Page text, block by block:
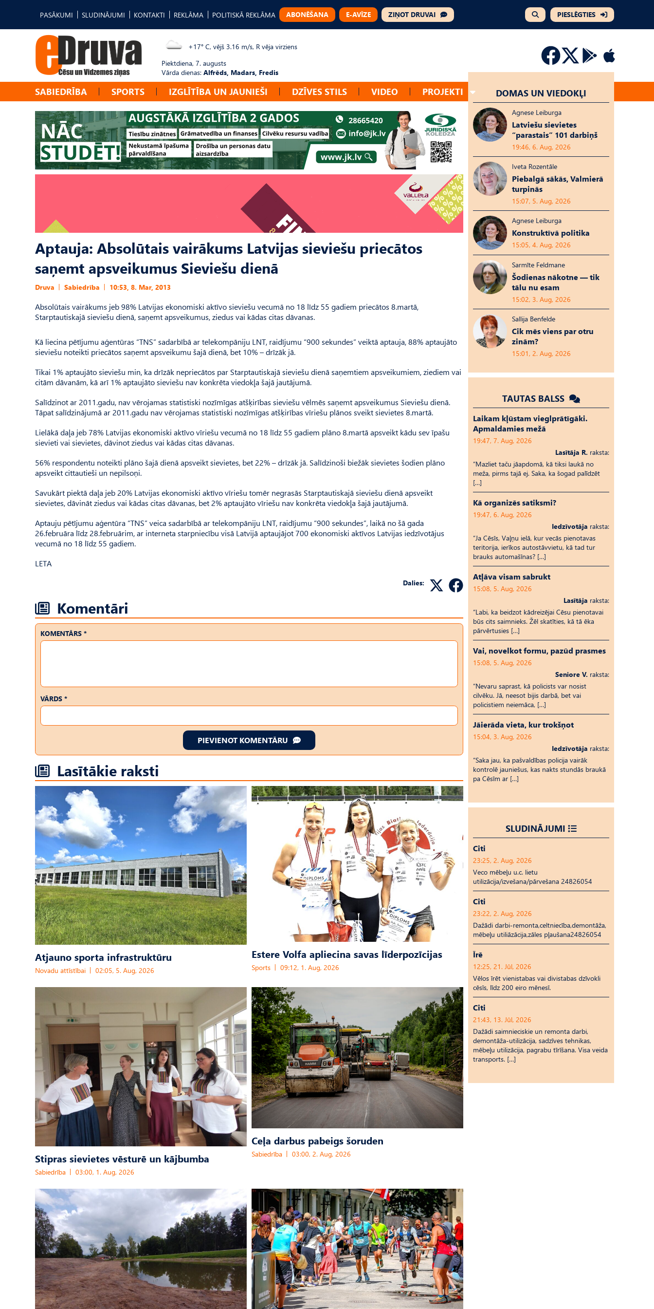
PASĀKUMI SLUDINĀJUMI KONTAKTI REKLĀMA POLITISKĀ REKLĀMA ABONĒŠANA E-AVĪZE ZIŅOT DRUVAI PIESLĒGTIES
+17° C, vējš 3.16 m/s, R vēja virziens
Piektdiena, 7. augusts
Vārda dienas: Alfrēds, Madars, Fredis
SABIEDRĪBA SPORTS IZGLĪTĪBA UN JAUNIEŠI DZĪVES STILS VIDEO PROJEKTI
Aptauja: Absolūtais vairākums Latvijas sieviešu priecātos
saņemt apsveikumus Sieviešu dienā
Druva Sabiedrība 10:53, 8. Mar, 2013
Absolūtais vairākums jeb 98% Latvijas ekonomiski aktīvo sieviešu vecumā no 18 līdz 55 gadiem priecātos 8.martā,
Starptautiskajā sieviešu dienā, saņemt apsveikumus, ziedus vai kādas citas dāvanas.
Kā liecina pētījumu aģentūras “TNS” sadarbībā ar telekompāniju LNT, raidījumu “900 sekundes” veiktā aptauja, 88% aptaujāto
sieviešu noteikti priecātos saņemt apsveikumu šajā dienā, bet 10% – drīzāk jā.
Tikai 1% aptaujāto sieviešu min, ka drīzāk nepriecātos par Starptautiskajā sieviešu dienā saņemtiem apsveikumiem, ziediem vai
citām dāvanām, kā arī 1% aptaujāto sieviešu nav konkrēta viedokļa šajā jautājumā.
Salīdzinot ar 2011.gadu, nav vērojamas statistiski nozīmīgas atšķirības sieviešu vēlmēs saņemt apsveikumus Sieviešu dienā.
Tāpat salīdzinājumā ar 2011.gadu nav vērojamas statistiski nozīmīgas atšķirības vīriešu plānos sveikt sievietes 8.martā.
Lielākā daļa jeb 78% Latvijas ekonomiski aktīvo vīriešu vecumā no 18 līdz 55 gadiem plāno 8.martā apsveikt kādu sev īpašu
sievieti vai sievietes, dāvinot ziedus vai kādas citas dāvanas.
56% respondentu noteikti plāno šajā dienā apsveikt sievietes, bet 22% – drīzāk jā. Salīdzinoši biežāk sievietes šodien plāno
apsveikt cittautieši un nepilsoņi.
Savukārt piektā daļa jeb 20% Latvijas ekonomiski aktīvo vīriešu tomēr negrasās Starptautiskajā sieviešu dienā apsveikt
sievietes, dāvināt ziedus vai kādas citas dāvanas, bet 2% aptaujāto vīriešu nav konkrēta viedokļa šajā jautājumā.
Aptauju pētījumu aģentūra “TNS” veica sadarbībā ar telekompāniju LNT, raidījumu “900 sekundes”, laikā no šā gada
26.februāra līdz 28.februārim, ar interneta starpniecību visā Latvijā aptaujājot 700 ekonomiski aktīvos Latvijas iedzīvotājus
vecumā no 18 līdz 55 gadiem.
LETA
Dalies:
Komentāri
KOMENTĀRS *
VĀRDS *
PIEVIENOT KOMENTĀRU
Lasītākie raksti
Atjauno sporta infrastruktūru
Novadu attīstībai 02:05, 5. Aug, 2026
Estere Volfa apliecina savas līderpozīcijas
Sports 09:12, 1. Aug, 2026
Stipras sievietes vēsturē un kājbumba
Sabiedrība 03:00, 1. Aug, 2026
Ceļa darbus pabeigs šoruden
Sabiedrība 03:00, 2. Aug, 2026
DOMAS UN VIEDOKĻI
Agnese Leiburga
Latviešu sievietes
“parastais” 101 darbiņš
19:46, 6. Aug, 2026
Iveta Rozentāle
Piebalgā sākās, Valmierā
turpinās
15:07, 5. Aug, 2026
Agnese Leiburga
Konstruktīvā politika
15:05, 4. Aug, 2026
Sarmīte Feldmane
Šodienas nākotne — tik
tālu nu esam
15:02, 3. Aug, 2026
Sallija Benfelde
Cik mēs viens par otru
zinām?
15:01, 2. Aug, 2026
TAUTAS BALSS
Laikam kļūstam vieglprātīgāki.
Apmaldamies mežā
19:47, 7. Aug, 2026
Lasītāja R. raksta:
“Mazliet taču jāapdomā, kā tiksi laukā no
meža, pirms tajā ej. Saka, ka šogad palīdzēt
[…]
Kā organizēs satiksmi?
19:47, 6. Aug, 2026
Iedzīvotāja raksta:
“Ja Cēsīs, Vaļņu ielā, kur vecās pienotavas
teritorija, ierīkos autostāvvietu, kā tad tur
brauks automašīnas? […]
Atļāva visam sabrukt
15:08, 5. Aug, 2026
Lasītāja raksta:
“Labi, ka beidzot kādreizējai Cēsu pienotavai
būs cits saimnieks. Žēl skatīties, kā tā ēka
pārvērtusies […]
Vai, novelkot formu, pazūd prasmes
15:08, 5. Aug, 2026
Seniore V. raksta:
“Nevaru saprast, kā policists var nosist
cilvēku. Jā, neesot bijis darbā, bet vai
policistiem neiemāca, […]
Jāierāda vieta, kur trokšņot
15:04, 3. Aug, 2026
Iedzīvotāja raksta:
“Saka jau, ka pašvaldības policija vairāk
kontrolē jauniešus, kas nakts stundās braukā
pa Cēsīm ar […]
SLUDINĀJUMI
Citi
23:25, 2. Aug, 2026
Veco mēbeļu u.c. lietu
utilizācija/izvešana/pārvešana 24826054
Citi
23:22, 2. Aug, 2026
Dažādi darbi-remonta,celtniecība,demontāža,
mēbeļu utiliāzācija,zāles pļaušana24826054
Īrē
12:25, 21. Jūl, 2026
Vēlos īrēt vienistabas vai divistabas dzīvokli
cēsīs, līdz 200 eiro mēnesī.
Citi
21:43, 13. Jūl, 2026
Dažādi saimnieciskie un remonta darbi,
demontāža-utilizācija, sadzīves tehnikas,
mēbeļu utilizācija, pagrabu tīrīšana. Visa veida
transports. […]